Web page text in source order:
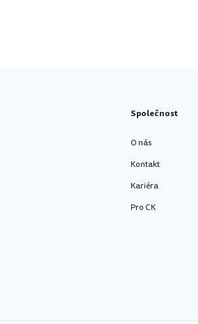
Společnost
O nás
Kontakt
Kariéra
Pro CK